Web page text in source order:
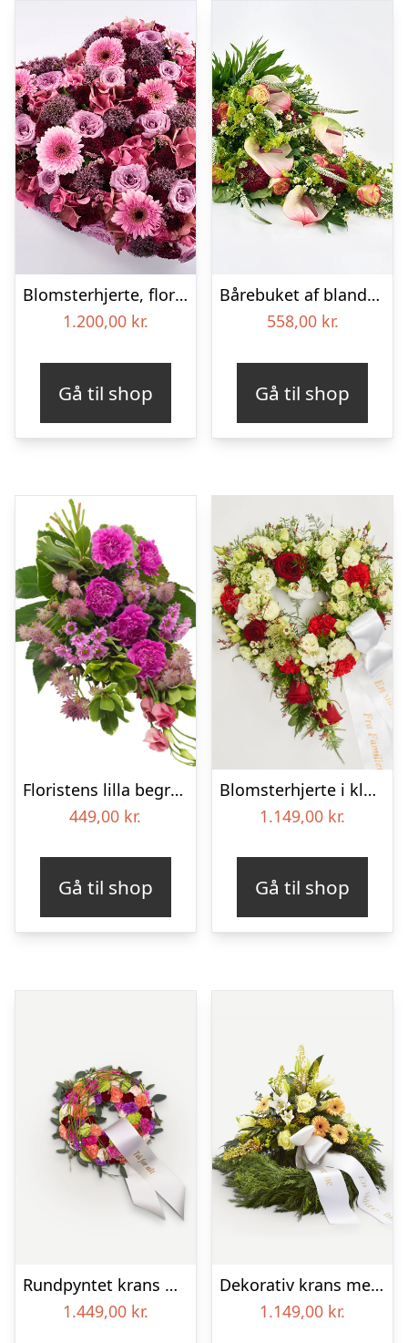
Blomsterhjerte, floristens valg – Blomster til begravelse
1.200,00 kr.
Gå til shop
Bårebuket af blandede blomster – Blomster til begravelse
558,00 kr.
Gå til shop
Floristens lilla begravelses­buket
449,00 kr.
Gå til shop
Blomsterhjerte i klassisk stil med bånd
1.149,00 kr.
Gå til shop
Rundpyntet krans med bånd
1.449,00 kr.
Dekorativ krans med bånd
1.149,00 kr.